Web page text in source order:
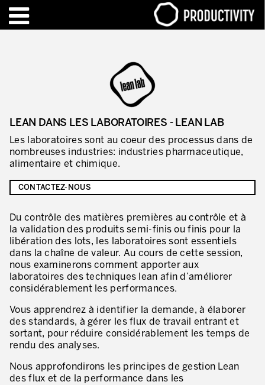
FORMATIONS – CERTIFICATIONS
QUI SOMMES-NOUS
Editorial
Notre mission – Enterprise in motion™
Excellence opérationnelle
Innovation by Productivity™
Un héritage de 40 ans d’expérience
Nos clients – Expérience et résultats
Nos consultants et formateurs
Contact Productivity
PIÈCE JOINTE
LEAN DANS LES LABORATOIRES - LEAN LAB
Les laboratoires sont au coeur des processus dans de
nombreuses industries: industries pharmaceutique,
alimentaire et chimique.
CONTACTEZ-NOUS
Du contrôle des matières premières au contrôle et à
la validation des produits semi-finis ou finis pour la
libération des lots, les laboratoires sont essentiels
dans la chaîne de valeur. Au cours de cette session,
nous examinerons comment apporter aux
laboratoires des techniques lean afin d’améliorer
considérablement les performances.
Vous apprendrez à identifier la demande, à élaborer
des standards, à gérer les flux de travail entrant et
sortant, pour réduire considérablement les temps de
rendu des analyses.
Nous approfondirons les principes de gestion Lean
des flux et de la performance dans les